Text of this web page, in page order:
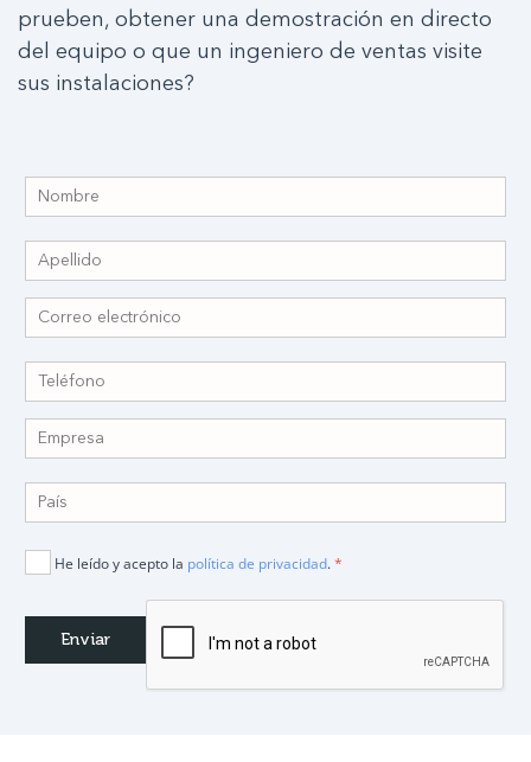
prueben, obtener una demostración en directo
del equipo o que un ingeniero de ventas visite
sus instalaciones?
He leído y acepto la política de privacidad.*